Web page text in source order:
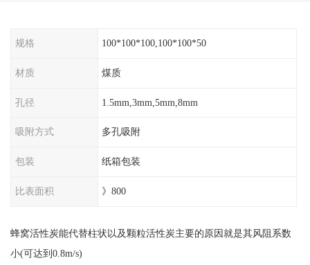
规格 100*100*100,100*100*50
材质 煤质
孔径 1.5mm,3mm,5mm,8mm
吸附方式 多孔吸附
包装 纸箱包装
比表面积 》800
蜂窝活性炭能代替柱状以及颗粒活性炭主要的原因就是其风阻系数
小(可达到0.8m/s)